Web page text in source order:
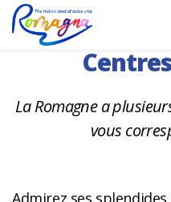
HOME
La Romagne a
vous
Admirez ses